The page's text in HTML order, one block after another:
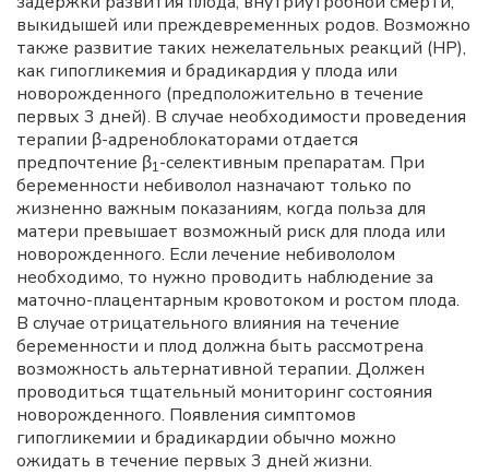
выкидышей или преждевременных родов. Возможно
также развитие таких нежелательных реакций (НР),
как гипогликемия и брадикардия у плода или
новорожденного (предположительно в течение
первых 3 дней). В случае необходимости проведения
терапии β-адреноблокаторами отдается
предпочтение β1-селективным препаратам. При
беременности небиволол назначают только по
жизненно важным показаниям, когда польза для
матери превышает возможный риск для плода или
новорожденного. Если лечение небивололом
необходимо, то нужно проводить наблюдение за
маточно-плацентарным кровотоком и ростом плода.
В случае отрицательного влияния на течение
беременности и плод должна быть рассмотрена
возможность альтернативной терапии. Должен
проводиться тщательный мониторинг состояния
новорожденного. Появления симптомов
гипогликемии и брадикардии обычно можно
ожидать в течение первых 3 дней жизни.